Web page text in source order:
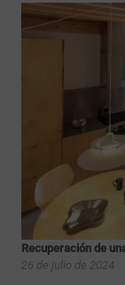
Recuperación de
26 de julio de 2024